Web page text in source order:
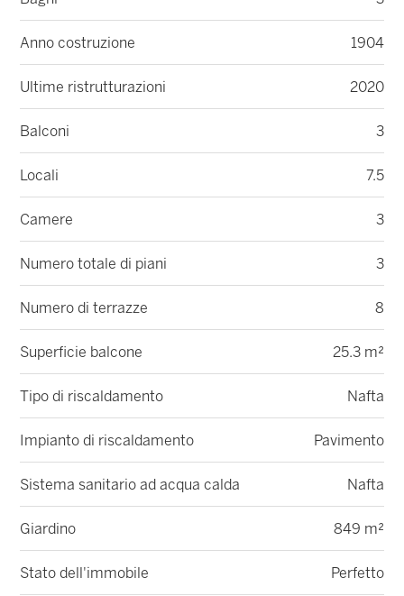
Anno costruzione 1904
Ultime ristrutturazioni 2020
Balconi 3
Locali 7.5
Camere 3
Numero totale di piani 3
Numero di terrazze 8
Superficie balcone 25.3 m²
Tipo di riscaldamento Nafta
Impianto di riscaldamento Pavimento
Sistema sanitario ad acqua calda Nafta
Giardino 849 m²
Stato dell'immobile Perfetto